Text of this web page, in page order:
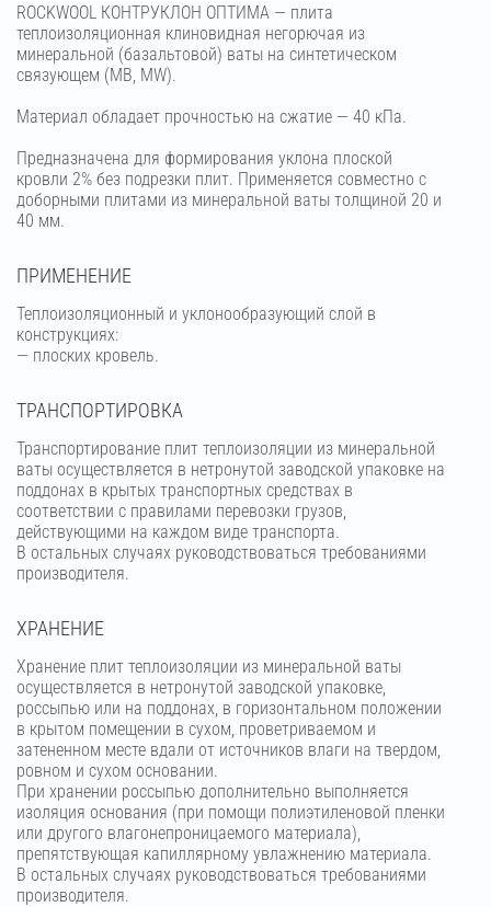
ROCKWOOL КОНТРУКЛОН ОПТИМА — плита
теплоизоляционная клиновидная негорючая из
минеральной (базальтовой) ваты на синтетическом
связующем (МВ, MW).
Материал обладает прочностью на сжатие — 40 кПа.
Предназначена для формирования уклона плоской
кровли 2% без подрезки плит. Применяется совместно с
доборными плитами из минеральной ваты толщиной 20 и
40 мм.
ПРИМЕНЕНИЕ
Теплоизоляционный и уклонообразующий слой в
конструкциях:
— плоских кровель.
ТРАНСПОРТИРОВКА
Транспортирование плит теплоизоляции из минеральной
ваты осуществляется в нетронутой заводской упаковке на
поддонах в крытых транспортных средствах в
соответствии с правилами перевозки грузов,
действующими на каждом виде транспорта.
В остальных случаях руководствоваться требованиями
производителя.
ХРАНЕНИЕ
Хранение плит теплоизоляции из минеральной ваты
осуществляется в нетронутой заводской упаковке,
россыпью или на поддонах, в горизонтальном положении
в крытом помещении в сухом, проветриваемом и
затененном месте вдали от источников влаги на твердом,
ровном и сухом основании.
При хранении россыпью дополнительно выполняется
изоляция основания (при помощи полиэтиленовой пленки
или другого влагонепроницаемого материала),
препятствующая капиллярному увлажнению материала.
В остальных случаях руководствоваться требованиями
производителя.